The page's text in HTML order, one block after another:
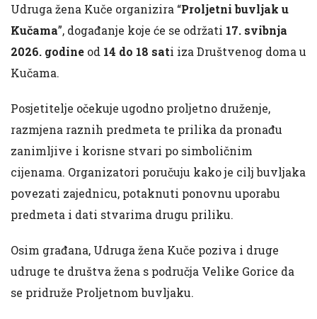
Udruga žena Kuče organizira “Proljetni buvljak u
Kučama”, događanje koje će se održati 17. svibnja
2026. godine od 14 do 18 sati iza Društvenog doma u
Kučama.
Posjetitelje očekuje ugodno proljetno druženje,
razmjena raznih predmeta te prilika da pronađu
zanimljive i korisne stvari po simboličnim
cijenama. Organizatori poručuju kako je cilj buvljaka
povezati zajednicu, potaknuti ponovnu uporabu
predmeta i dati stvarima drugu priliku.
Osim građana, Udruga žena Kuče poziva i druge
udruge te društva žena s područja Velike Gorice da
se pridruže Proljetnom buvljaku.